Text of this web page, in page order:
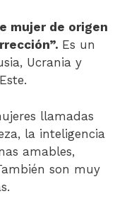
mujer de origen
Es un
Ucrania y
llamadas
la inteligencia
amables,
son muy